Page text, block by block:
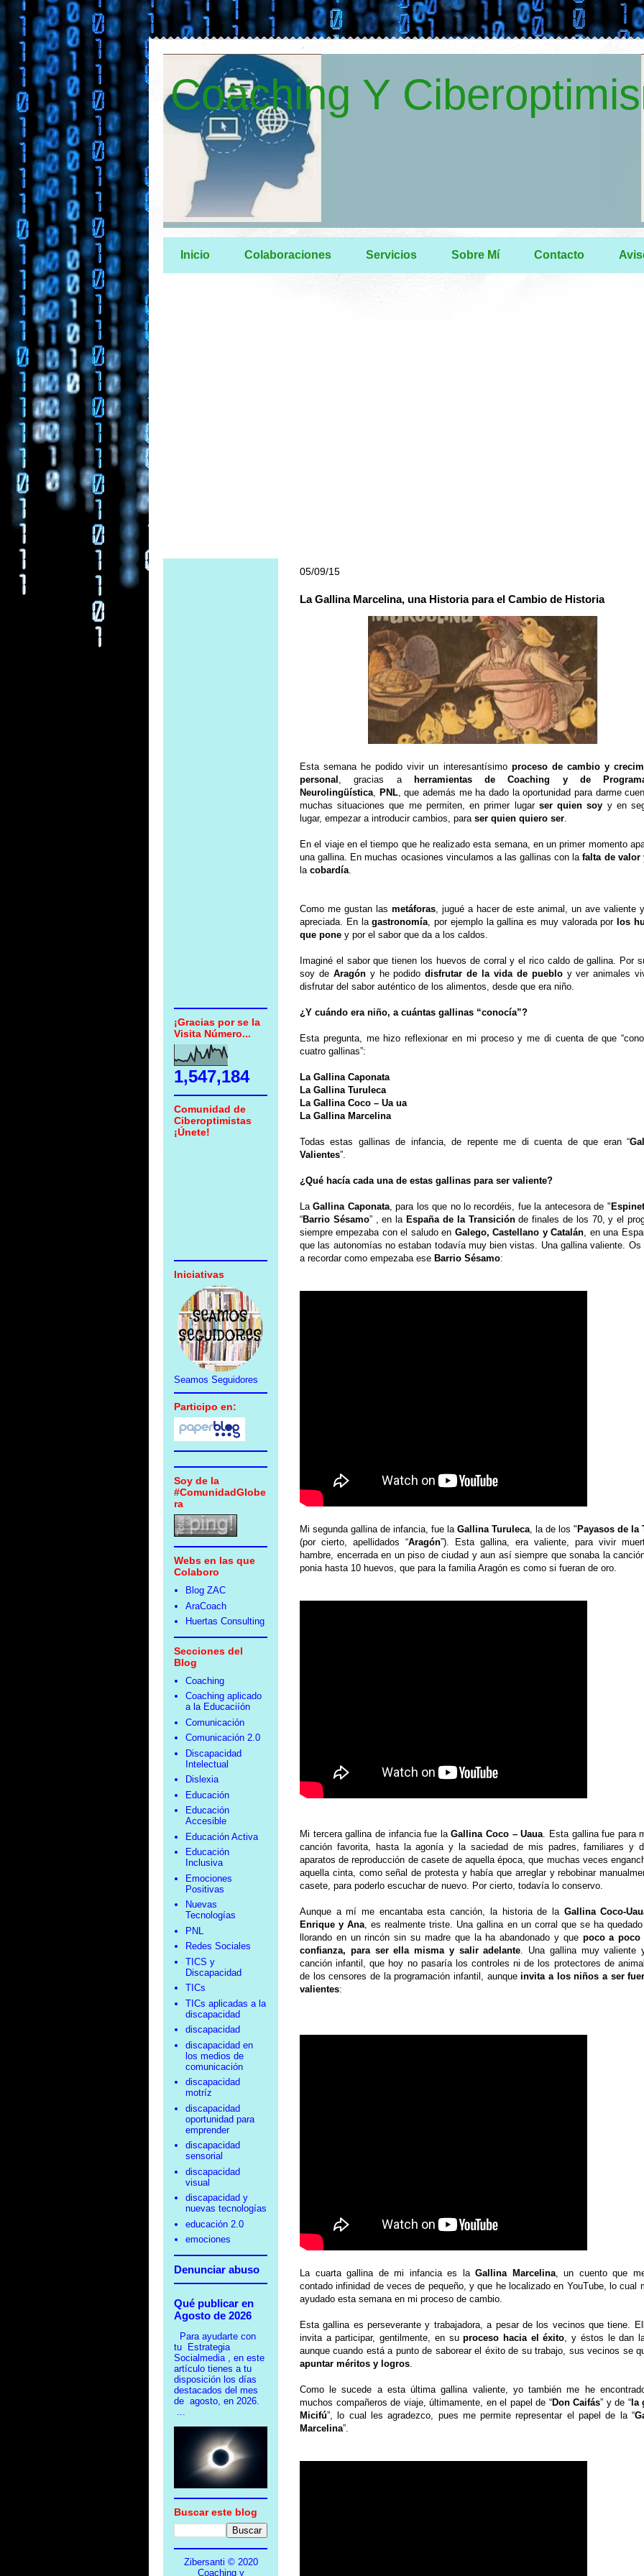
Coaching Y
Inicio Colaboraciones Servicios Sobre Mí Contacto
05/09/15
La Gallina Marcelina, una Historia para el Cambio de Historia
Esta semana he podido vivir un interesantísimo proceso de cambio y
personal , gracias a
herramientas de Coaching y de
Neurolingüística, PNL, que además me ha dado la oportunidad para darme
muchas situaciones que me permiten, en primer lugar ser quien soy y en
lugar, empezar a introducir cambios, para ser quien quiero ser.
En el viaje en el tiempo que he realizado esta semana, en un primer momento
una gallina. En muchas ocasiones vinculamos a las gallinas con lafalta de valor
la cobardía.
Como me gustan las metáforas, jugué a hacer de este animal, un ave valiente
apreciada. En lagastronomía, por ejemplo la gallina es muy valorada por los
que pone y por el sabor que da a los caldos.
Imaginé el sabor que tienen los huevos de corral y el rico caldo de gallina. Por
soy de Aragón y he podidodisfrutar de la vida de puebloy ver animales
disfrutar del sabor auténtico de los alimentos, desde que era niño.
¿Y cuándo era niño, a cuántas gallinas “conocía”?
Esta pregunta, me hizo reflexionar en mi proceso y me di cuenta de que
cuatro gallinas”:
La Gallina Caponata
La Gallina Turuleca
La Gallina Coco – Ua ua
La Gallina Marcelina
Todas estas gallinas de infancia, de repente me di cuenta de que eran “
Valientes”.
¿Qué hacía cada una de estas gallinas para ser valiente?
LaGallina Caponata, para los que no lo recordéis, fue la antecesora de "
“Barrio Sésamo” , en la España de la Transiciónde finales de los 70, y el
siempre empezaba con el saludo en Galego, Castellano y Catalán, en una
que las autonomías no estaban todavía muy bien vistas. Una gallina valiente. Os
a recordar como empezaba ese Barrio Sésamo:
Mi segunda gallina de infancia, fue la Gallina Turuleca, la de los " Payasos de la
(por cierto, apellidados “Aragón”). Esta gallina, era valiente, para vivir
hambre, encerrada en un piso de ciudad y aun así siempre que sonaba la
ponia hasta 10 huevos, que para la familia Aragón es como si fueran de oro.
Mi tercera gallina de infancia fue laGallina Coco – Uaua. Esta gallina fue para
canción favorita, hasta la agonía y la saciedad de mis padres, familiares y
aparatos de reproducción de casete de aquella época, que muchas veces
aquella cinta, como señal de protesta y había que arreglar y rebobinar
casete, para poderlo escuchar de nuevo. Por cierto, todavía lo conservo.
Aunque a mí me encantaba esta canción, la historia de la Gallina Coco-
Enrique y Ana, es realmente triste. Una gallina en un corral que se ha
llorando en un rincón sin su madre que la ha abandonado y que poco a poco
confianza, para ser ella misma y salir adelante. Una gallina muy valiente
canción infantil, que hoy no pasaría los controles ni de los protectores de
de los censores de la programación infantil, aunqueinvita a los niños a ser
valientes:
La cuarta gallina de mi infancia es laGallina Marcelina, un cuento que
contado infinidad de veces de pequeño, y que he localizado en YouTube, lo cual
ayudado esta semana en mi proceso de cambio.
Esta gallina es perseverante y trabajadora, a pesar de los vecinos que tiene.
invita a participar, gentilmente, en suproceso hacia el éxito, y éstos le dan
aunque cuando está a punto de saborear el éxito de su trabajo, sus vecinos se
apuntar méritos y logros.
Como le sucede a esta última gallina valiente, yo también me he
muchos compañeros de viaje, últimamente, en el papel de “Don Caifás” y de “la
Micifú”, lo cual les agradezco, pues me permite representar el papel de la “
Marcelina”.
¡Gracias por se la
Visita Número...
1,547,184
Comunidad de
Ciberoptimistas
¡Únete!
Iniciativas
Seamos Seguidores
Participo en:
Soy de la
#ComunidadGlobe
ra
Webs en las que
Colaboro
Blog ZAC
AraCoach
Huertas Consulting
Secciones del
Blog
Coaching
Coaching aplicado
a la Educaciíón
Comunicación
Comunicación 2.0
Discapacidad
Intelectual
Dislexia
Educación
Educación
Accesible
Educación Activa
Educación
Inclusiva
Emociones
Positivas
Nuevas
Tecnologías
PNL
Redes Sociales
TICS y
Discapacidad
TICs
TICs aplicadas a la
discapacidad
discapacidad
discapacidad en
los medios de
comunicación
discapacidad
motríz
discapacidad
oportunidad para
emprender
discapacidad
sensorial
discapacidad
visual
discapacidad y
nuevas tecnologías
educación 2.0
emociones
Denunciar abuso
Qué publicar en
Agosto de 2026
Para ayudarte con
tu Estrategia
Socialmedia , en este
artículo tienes a tu
disposición los días
destacados del mes
de agosto, en 2026.
Buscar este blog
Zibersanti © 2020
Coaching y